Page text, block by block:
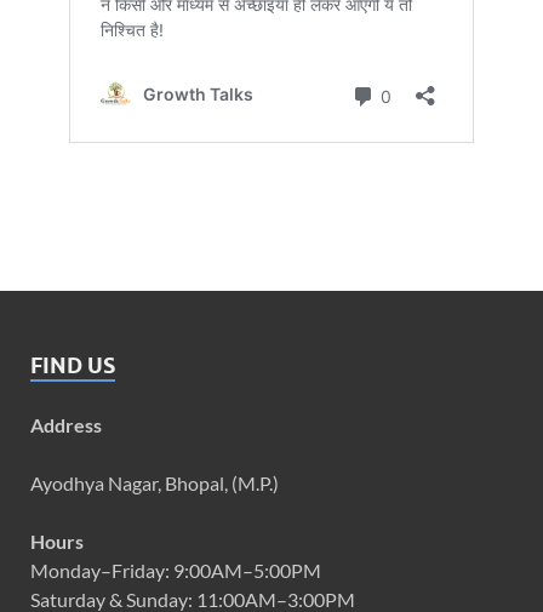
FIND US
Address
Ayodhya Nagar, Bhopal, (M.P.)
Hours
Monday–Friday: 9:00AM–5:00PM
Saturday & Sunday: 11:00AM–3:00PM